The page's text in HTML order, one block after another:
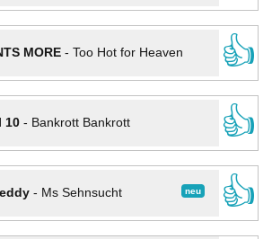
MORE- Too Hot for Heaven
👍
10- Bankrott Bankrott
👍
neu
- Ms Sehnsucht
👍